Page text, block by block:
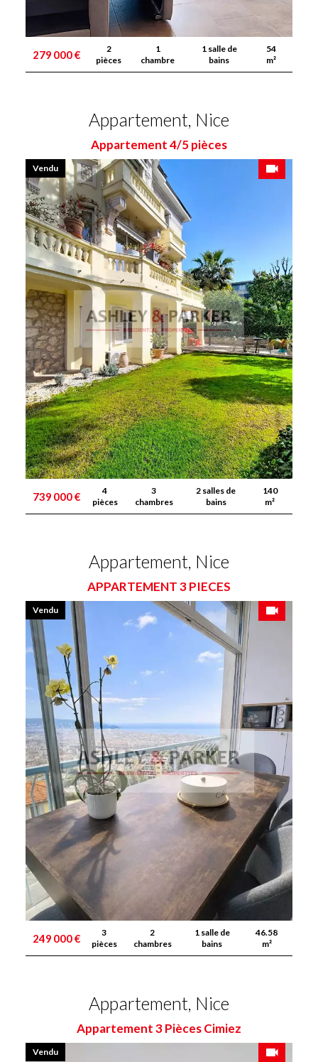
279 000 €
2
pièces
1
chambre
1 salle de
bains
54
m²
Appartement, Nice
Appartement 4/5 pièces
739 000 €
4
pièces
3
chambres
2 salles de
bains
140
m²
Vendu
Appartement, Nice
APPARTEMENT 3 PIECES
249 000 €
3
pièces
2
chambres
1 salle de
bains
46.58
m²
Vendu
Appartement, Nice
Appartement 3 Pièces Cimiez
Vendu